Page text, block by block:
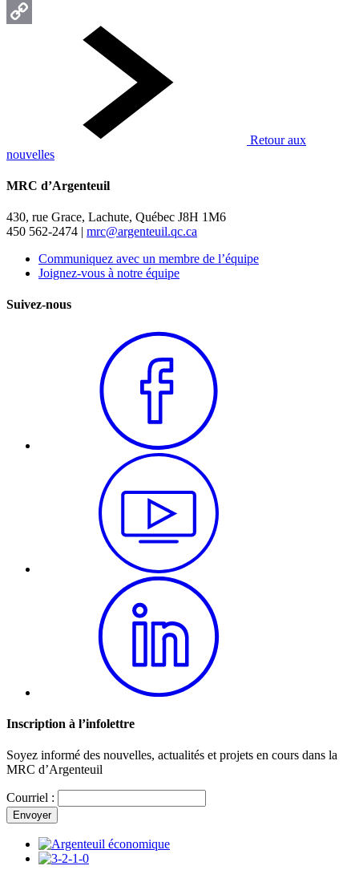
Email
Retour aux
nouvelles
MRC d’Argenteuil
430, rue Grace, Lachute, Québec J8H 1M6
450 562-2474 | mrc@argenteuil.qc.ca
Communiquez avec un membre de l’équipe
Joignez-vous à notre équipe
Suivez-nous
Inscription à l’infolettre
Soyez informé des nouvelles, actualités et projets en cours dans la
MRC d’Argenteuil
Courriel :